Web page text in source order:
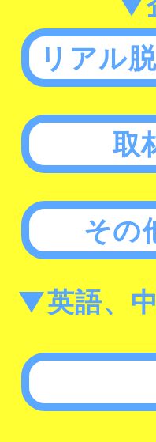
リアル
取
その
▼英語、